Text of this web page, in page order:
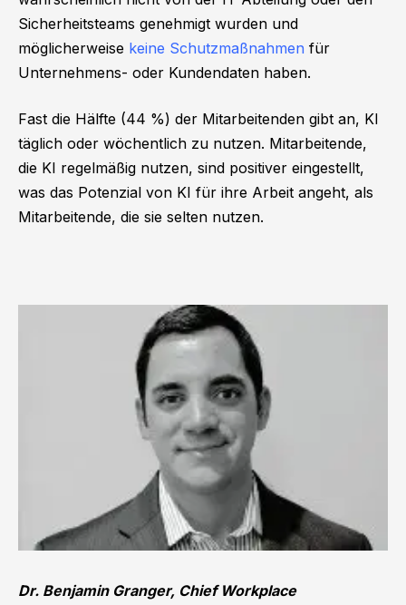
Sicherheitsteams genehmigt wurden und
möglicherweise keine Schutzmaßnahmen für
Unternehmens- oder Kundendaten haben.
Fast die Hälfte (44 %) der Mitarbeitenden gibt an, KI
täglich oder wöchentlich zu nutzen. Mitarbeitende,
die KI regelmäßig nutzen, sind positiver eingestellt,
was das Potenzial von KI für ihre Arbeit angeht, als
Mitarbeitende, die sie selten nutzen.
Dr. Benjamin Granger, Chief Workplace